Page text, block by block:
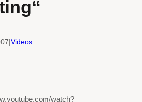
|Videos
watch?